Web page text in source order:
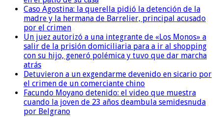
Caso Agostina: la querella pidió la detención de la
madre y la hermana de Barrelier, principal acusado
por el crimen
Un juez autorizó a una integrante de «Los Monos» a
salir de la prisión domiciliaria para a ir al shopping
con su hijo, generó polémica y tuvo que dar marcha
atrás
Detuvieron a un exgendarme devenido en sicario por
el crimen de un comerciante chino
Facundo Moyano detenido: el video que muestra
cuando la joven de 23 años deambula semidesnuda
por Belgrano